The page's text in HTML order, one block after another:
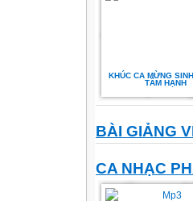
KHÚC CA MỪNG
TÂM HẠNH
BÀI GIẢNG
CA NHẠC